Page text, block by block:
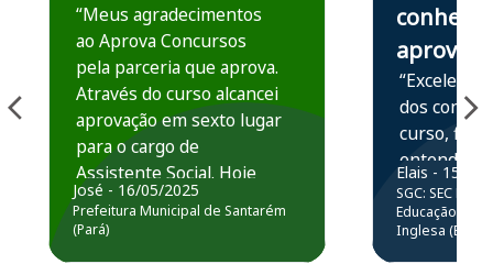
“Meus agradecimentos
ao Aprova Concursos
pela parceria que aprova.
Através do curso alcancei
aprovação em sexto lugar
para o cargo de
Assistente Social. Hoje
estou atuando na
Prefeitura de Santarém.
José - 16/05/2025
Prefeitura Municipal de Santarém
(Pará)
conhece,
aprova
“Excelente
dos
curso,
entender e
prática
resolução
questões.”
Elais - 15/07/
SGC: SEC BA
Educação
Inglesa (Edital